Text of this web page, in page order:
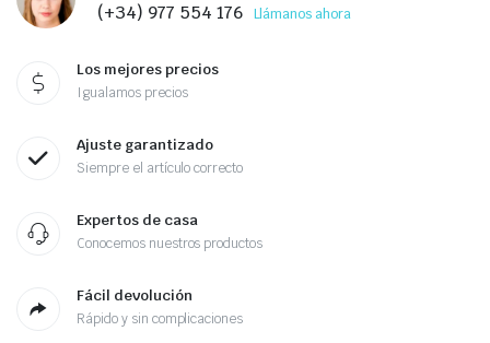
(+34) 977 554 176 Llámanos ahora
Los mejores precios
Igualamos precios
Ajuste garantizado
Siempre el artículo correcto
Expertos de casa
Conocemos nuestros productos
Fácil devolución
Rápido y sin complicaciones